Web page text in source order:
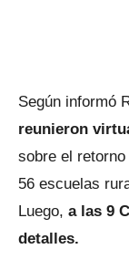
Según informó
reunieron
sobre el
56 escuelas
Luego, a las 9
detalles.